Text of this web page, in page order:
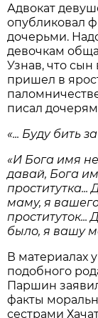
Адвокат
опубликовал
дочерьми.
девочкам
Узнав, что
пришел в
писал
«... Буду бить
«И Бога имя
давай, Бога
маму, я
проституток...
было, я вашу
В материалах
подобного
Паршин
факты
сестрами